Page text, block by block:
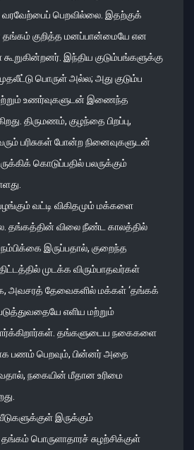
வரவேற்பைப் பெறவில்லை. இதற்குக்
குறித்த மனப்பான்மையே என
இந்திய குடும்பங்களுக்கு
பொருள் அல்ல; அது குடும்ப
மற்றும் உணர்வுகளுடன் இணைந்த
திருமணம், குழந்தை பிறப்பு,
பரிசுகள் போன்ற நினைவுகளுடன்
கொடுப்பதில் பலருக்கும்
வட்டி விகிதமும் மக்களை
தங்கத்தின் விலை நீண்ட காலத்தில்
இருப்பதால், குறைந்த
முடக்க விரும்பாதவர்கள்
அவசரத் தேவைகளில் மக்கள் ‘தங்கக்
எளிய மற்றும்
தங்களுடைய நகைகளை
பணம் பெறவும், பின்னர் அதை
நகையின் மீதான உரிமை
இருக்கும்
பொருளாதாரச் சுழற்சிக்குள்